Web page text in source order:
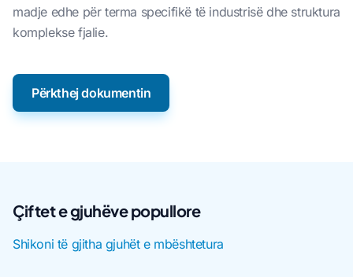
madje edhe për terma specifikë të industrisë dhe struktura
komplekse fjalie.
Përkthej dokumentin
Çiftet e gjuhëve popullore
Shikoni të gjitha gjuhët e mbështetura